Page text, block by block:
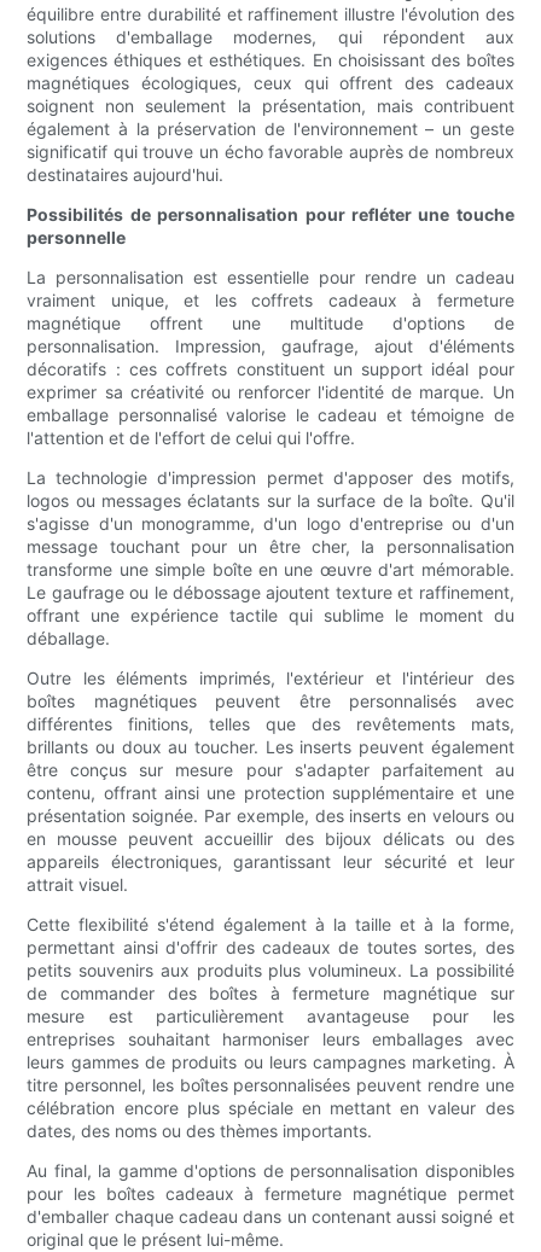
équilibre entre durabilité et raffinement illustre l'évolution des
solutions d'emballage modernes, qui répondent aux
exigences éthiques et esthétiques. En choisissant des boîtes
magnétiques écologiques, ceux qui offrent des cadeaux
soignent non seulement la présentation, mais contribuent
également à la préservation de l'environnement – ​​un geste
significatif qui trouve un écho favorable auprès de nombreux
destinataires aujourd'hui.
Possibilités de personnalisation pour refléter une touche
personnelle
La personnalisation est essentielle pour rendre un cadeau
vraiment unique, et les coffrets cadeaux à fermeture
magnétique offrent une multitude d'options de
personnalisation. Impression, gaufrage, ajout d'éléments
décoratifs : ces coffrets constituent un support idéal pour
exprimer sa créativité ou renforcer l'identité de marque. Un
emballage personnalisé valorise le cadeau et témoigne de
l'attention et de l'effort de celui qui l'offre.
La technologie d'impression permet d'apposer des motifs,
logos ou messages éclatants sur la surface de la boîte. Qu'il
s'agisse d'un monogramme, d'un logo d'entreprise ou d'un
message touchant pour un être cher, la personnalisation
transforme une simple boîte en une œuvre d'art mémorable.
Le gaufrage ou le débossage ajoutent texture et raffinement,
offrant une expérience tactile qui sublime le moment du
déballage.
Outre les éléments imprimés, l'extérieur et l'intérieur des
boîtes magnétiques peuvent être personnalisés avec
différentes finitions, telles que des revêtements mats,
brillants ou doux au toucher. Les inserts peuvent également
être conçus sur mesure pour s'adapter parfaitement au
contenu, offrant ainsi une protection supplémentaire et une
présentation soignée. Par exemple, des inserts en velours ou
en mousse peuvent accueillir des bijoux délicats ou des
appareils électroniques, garantissant leur sécurité et leur
attrait visuel.
Cette flexibilité s'étend également à la taille et à la forme,
permettant ainsi d'offrir des cadeaux de toutes sortes, des
petits souvenirs aux produits plus volumineux. La possibilité
de commander des boîtes à fermeture magnétique sur
mesure est particulièrement avantageuse pour les
entreprises souhaitant harmoniser leurs emballages avec
leurs gammes de produits ou leurs campagnes marketing. À
titre personnel, les boîtes personnalisées peuvent rendre une
célébration encore plus spéciale en mettant en valeur des
dates, des noms ou des thèmes importants.
Au final, la gamme d'options de personnalisation disponibles
pour les boîtes cadeaux à fermeture magnétique permet
d'emballer chaque cadeau dans un contenant aussi soigné et
original que le présent lui-même.